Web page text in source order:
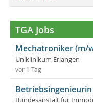
TGA Jobs
Mechatroniker (m/
Uniklinikum Erlangen
vor 1 Tag
Bundesanstalt für